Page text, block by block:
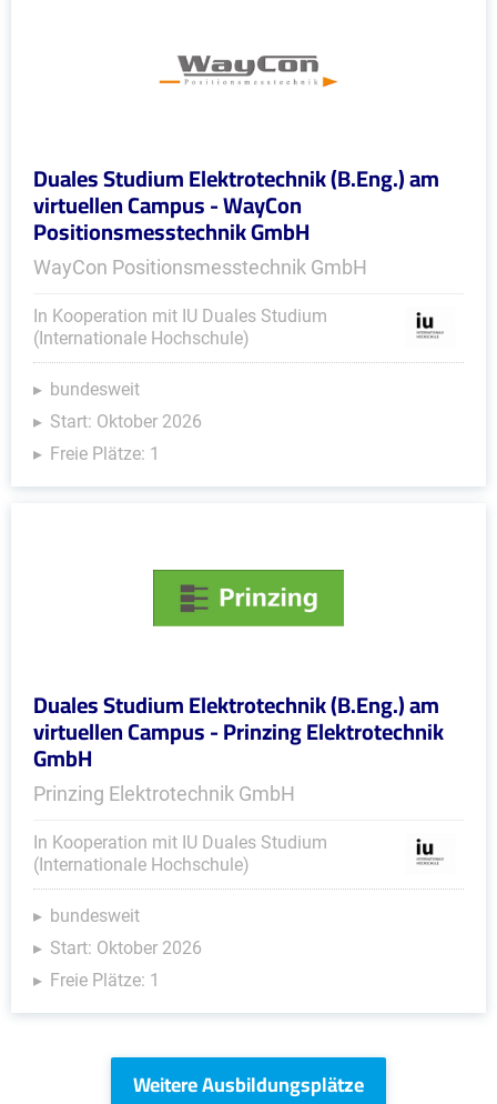
Duales Studium Elektrotechnik (B.Eng.) am
virtuellen Campus - WayCon
Positionsmesstechnik GmbH
WayCon Positionsmesstechnik GmbH
In Kooperation mit IU Duales Studium
(Internationale Hochschule)
bundesweit
Start: Oktober 2026
Freie Plätze: 1
Duales Studium Elektrotechnik (B.Eng.) am
virtuellen Campus - Prinzing Elektrotechnik
GmbH
Prinzing Elektrotechnik GmbH
In Kooperation mit IU Duales Studium
(Internationale Hochschule)
bundesweit
Start: Oktober 2026
Freie Plätze: 1
Weitere Ausbildungsplätze